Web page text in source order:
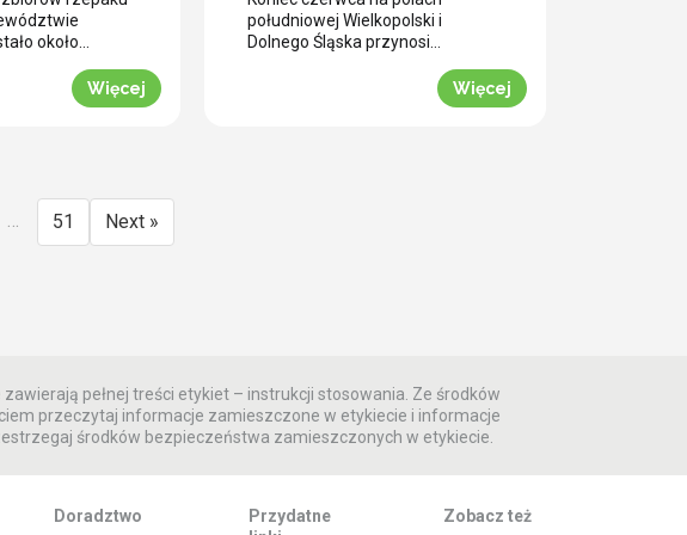
(WIDEO)
około
desykacja
Więcej
samym wjazdem kombajnu?
południowej Wielkopolski i
Dolnego Śląska przynosi
skrajne emocje (BBCH 80-83).Więcej
… 51 Next »
pełnej treści etykiet – instrukcji stosowania. Ze środków
przeczytaj informacje zamieszczone w etykiecie i informacje
środków bezpieczeństwa zamieszczonych w etykiecie.
Doradztwo
Przydatne
Zobacz też